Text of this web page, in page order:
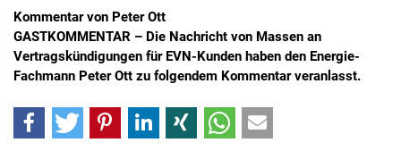
Kommentar von Peter Ott
GASTKOMMENTAR – Die Nachricht von Massen an
Vertragskündigungen für EVN-Kunden haben den Energie-
Fachmann Peter Ott zu folgendem Kommentar veranlasst.